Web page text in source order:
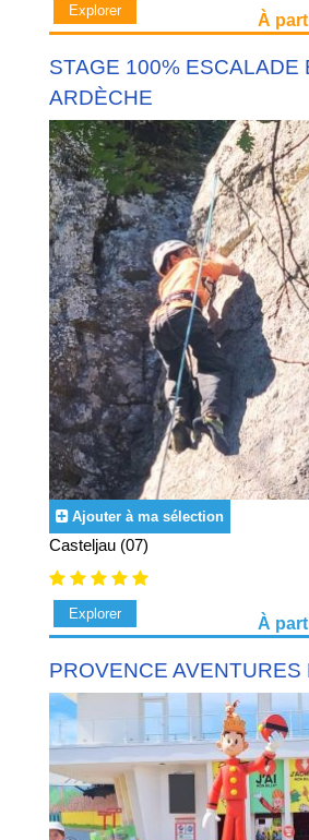
Explorer
À
STAGE 100% ESCALADE
ARDÈCHE
Ajouter à ma sélection
Casteljau (07)
Explorer
À
PROVENCE AVENTURES